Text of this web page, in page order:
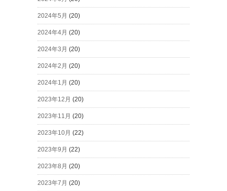
2024年5月 (20)
2024年4月 (20)
2024年3月 (20)
2024年2月 (20)
2024年1月 (20)
2023年12月 (20)
2023年11月 (20)
2023年10月 (22)
2023年9月 (22)
2023年8月 (20)
2023年7月 (20)